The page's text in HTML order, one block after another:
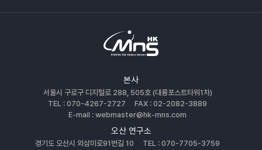
본사
서울시 구로구 디지털로 288, 505호 (대륭포스트타워1차)
TEL : 070-4267-2727
FAX : 02-2082-3889
E-mail : webmaster@hk-mns.com
오산 연구소
경기도 오산시 외삼미로91번길 10 TEL : 070-7705-3759